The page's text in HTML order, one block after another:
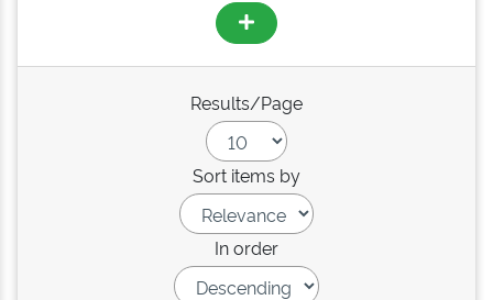
Results/Page
Sort items by
In order